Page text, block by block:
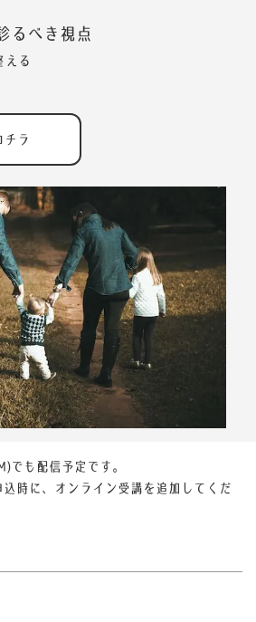
るべき視点
える
チラ
でも配信予定です。
時に、オンライン受講を追加してくだ